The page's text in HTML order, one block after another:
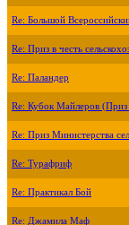
Re: Большой
Re: Приз в честь
Re: Паландер
Re: Кубок Майлеров (Приз
Re: Приз Министерства
Re: Турафриф
Re: Практикал Бой
Re: Джамила Маф